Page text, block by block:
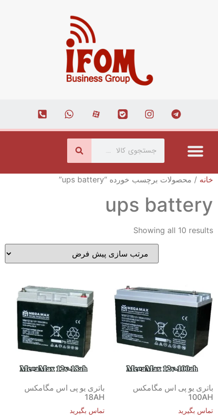
خانه / محصولات برچسب خورده “ups battery”
ups battery
Showing all 10 results
باتری یو پی اس مگامکس
100AH
تماس بگیرید
باتری یو پی اس مگامکس
18AH
تماس بگیرید